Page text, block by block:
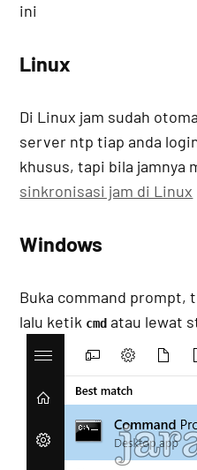
ini
Linux
Di Linux jam sudah
server ntp tiap anda
khusus, tapi bila jamnya
sinkronisasi jam di Linux
Windows
Buka command prompt,
lalu ketik cmd atau lewat